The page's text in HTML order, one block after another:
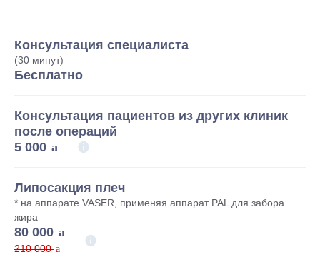
Консультация специалиста
(30 минут)
Бесплатно
Консультация пациентов из других клиник
после операций
5 000
Липосакция плеч
* на аппарате VASER, применяя аппарат PAL для забора
жира
80 000
210 000